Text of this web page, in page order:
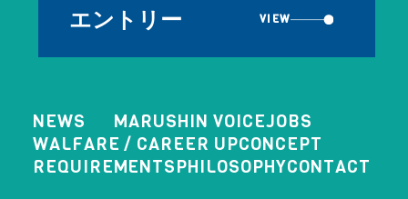
エントリー VIEW
NEWS MARUSHIN VOICEJOBS
WALFARE / CAREER UPCONCEPT
REQUIREMENTSPHILOSOPHYCONTACT